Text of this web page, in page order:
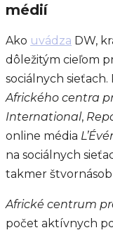
médií
Ako uvádza DW,
dôležitým cieľom
sociálnych
Afrického centra
International,
online média
na sociálnych
takmer
Africké centrum
počet aktívnych